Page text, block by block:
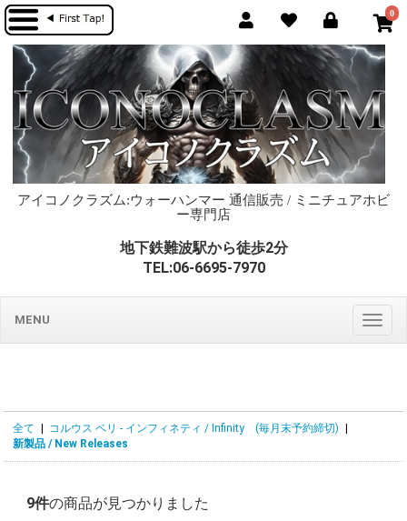
0
アイコノクラズム:ウォーハンマー 通信販売 / ミニチュアホビ
ー専門店
地下鉄難波駅から徒歩2分
TEL:06-6695-7970
MENU
全て コルウス ベリ - インフィネティ / Infinity (毎月末予約締切)
新製品 / New Releases
9件の商品が見つかりました